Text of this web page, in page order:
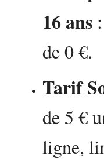
16 ans
de 0 €.
Tarif
de 5 €
ligne,